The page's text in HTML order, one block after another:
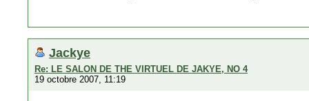
Jackye
Re: LE SALON DE THE VIRTUEL DE JAKYE, NO 4
19 octobre 2007, 11:19